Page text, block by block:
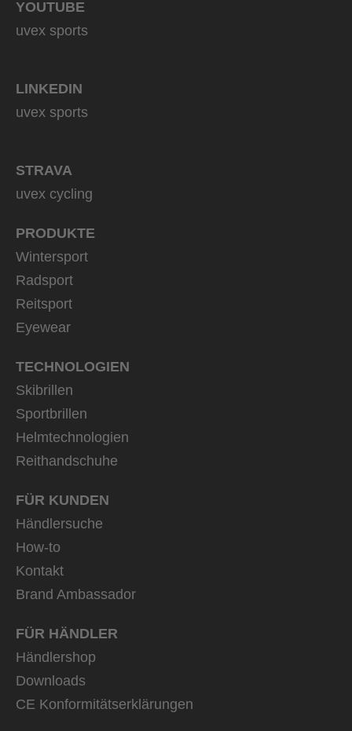
YOUTUBE
uvex sports
LINKEDIN
uvex sports
STRAVA
uvex cycling
PRODUKTE
Wintersport
Radsport
Reitsport
Eyewear
TECHNOLOGIEN
Skibrillen
Sportbrillen
Helmtechnologien
Reithandschuhe
FÜR KUNDEN
Händlersuche
How-to
Kontakt
Brand Ambassador
FÜR HÄNDLER
Händlershop
Downloads
CE Konformitätserklärungen